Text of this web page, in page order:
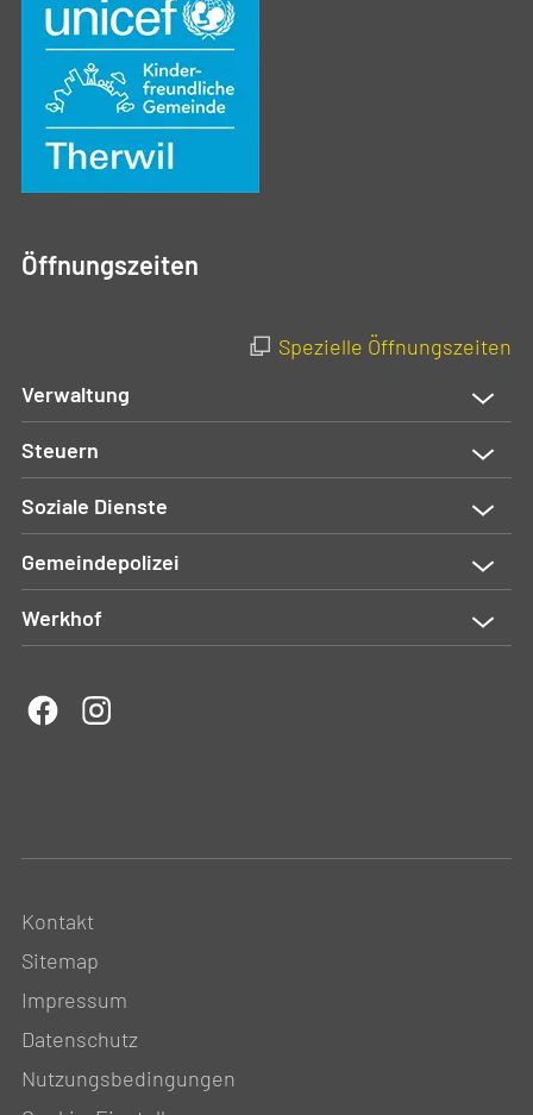
Öffnungszeiten
Spezielle Öffnungszeiten
Verwaltung
Steuern
Soziale Dienste
Gemeindepolizei
Werkhof
Kontakt
Sitemap
Impressum
Datenschutz
Nutzungsbedingungen